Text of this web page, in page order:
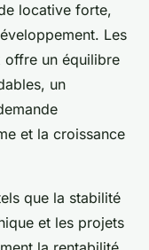
locative forte,
Les
offre un équilibre
un
et la croissance
que la stabilité
et les projets